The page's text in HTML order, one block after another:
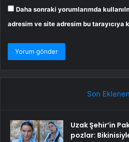
Daha sonraki yorumlarımda
adresim ve site adresim bu tarayıcıya
Son Eklenen
Uzak Şehir’in
pozlar: